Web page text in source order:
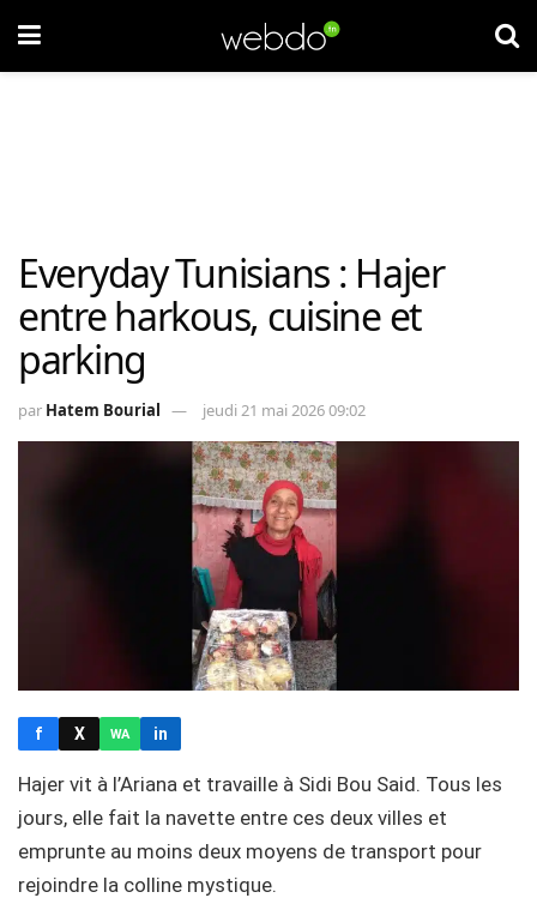
Everyday Tunisians : Hajer
entre harkous, cuisine et
parking
par Hatem Bourial jeudi 21 mai 2026 09:02
f X WA in
Hajer vit à l’Ariana et travaille à Sidi Bou Said. Tous les
jours, elle fait la navette entre ces deux villes et
emprunte au moins deux moyens de transport pour
rejoindre la colline mystique.